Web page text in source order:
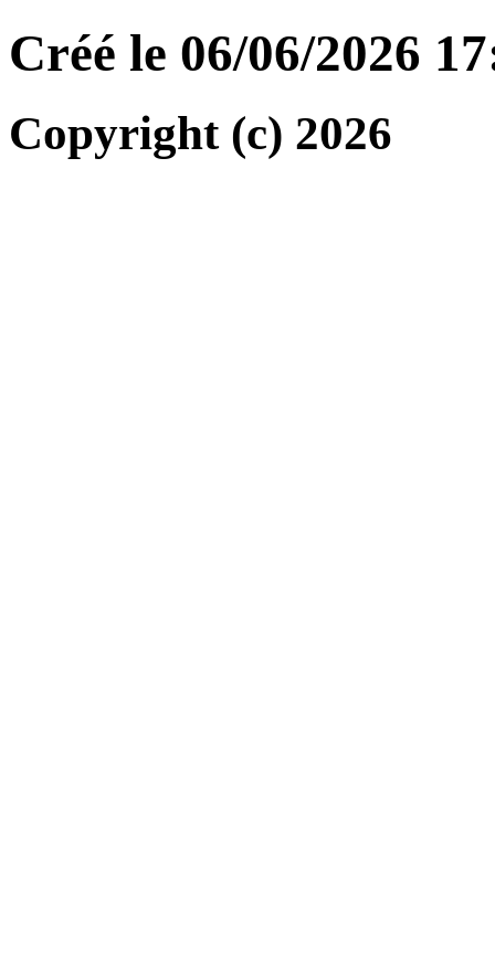
Créé le 06/06/2026
Copyright (c) 2026